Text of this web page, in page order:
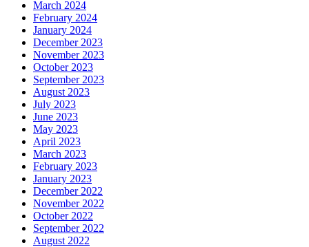
March 2024
February 2024
January 2024
December 2023
November 2023
October 2023
September 2023
August 2023
July 2023
June 2023
May 2023
April 2023
March 2023
February 2023
January 2023
December 2022
November 2022
October 2022
September 2022
August 2022